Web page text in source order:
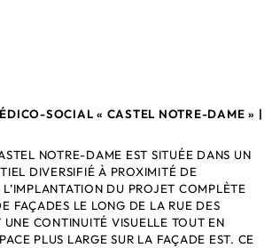
SOCIAL « CASTEL NOTRE-DAME » |
NOTRE-DAME EST SITUÉE DANS UN
DIVERSIFIÉ À PROXIMITÉ DE
DU PROJET COMPLÈTE
FAÇADES LE LONG DE LA RUE DES
UNE CONTINUITÉ VISUELLE TOUT EN
PLUS LARGE SUR LA FAÇADE EST. CE